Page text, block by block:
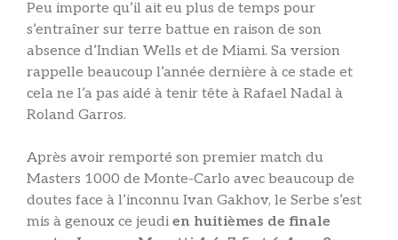
Peu importe qu’il ait eu plus de temps pour
s’entraîner sur terre battue en raison de son
absence d’Indian Wells et de Miami. Sa version
rappelle beaucoup l’année dernière à ce stade et
cela ne l’a pas aidé à tenir tête à Rafael Nadal à
Roland Garros.
Après avoir remporté son premier match du
Masters 1000 de Monte-Carlo avec beaucoup de
doutes face à l’inconnu Ivan Gakhov, le Serbe s’est
mis à genoux ce jeudi en huitièmes de finale